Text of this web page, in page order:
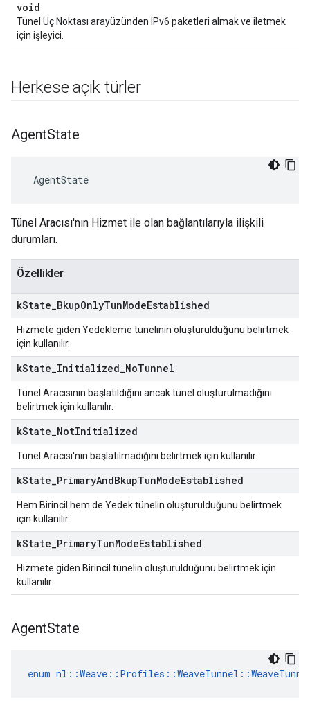
void
Tünel Uç Noktası arayüzünden IPv6 paketleri almak ve iletmek
için işleyici.
Herkese açık türler
AgentState
AgentState
Tünel Aracısı'nın Hizmet ile olan bağlantılarıyla ilişkili
durumları.
Özellikler
kState BkupOnlyTunModeEstablished
Hizmete giden Yedekleme tünelinin oluşturulduğunu belirtmek
için kullanılır.
kState Initialized NoTunnel
Tünel Aracısının başlatıldığını ancak tünel oluşturulmadığını
belirtmek için kullanılır.
kState NotInitialized
Tünel Aracısı'nın başlatılmadığını belirtmek için kullanılır.
kState PrimaryAndBkupTunModeEstablished
Hem Birincil hem de Yedek tünelin oluşturulduğunu belirtmek
için kullanılır.
kState PrimaryTunModeEstablished
Hizmete giden Birincil tünelin oluşturulduğunu belirtmek için
kullanılır.
AgentState
enum nl ::Weave :: Profiles ::WeaveTunnel ::